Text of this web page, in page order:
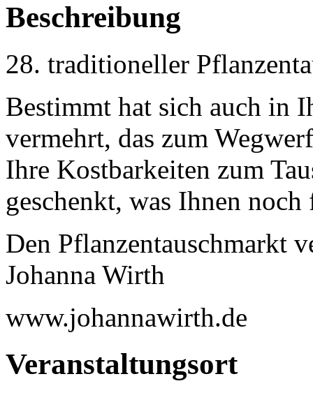
Beschreibung
28. traditioneller
Bestimmt hat sich auch in
vermehrt, das zum
Ihre Kostbarkeiten zum
geschenkt, was Ihnen
Den Pflanzentauschmarkt
Johanna Wirth
www.johannawirth.de
Veranstaltungsort